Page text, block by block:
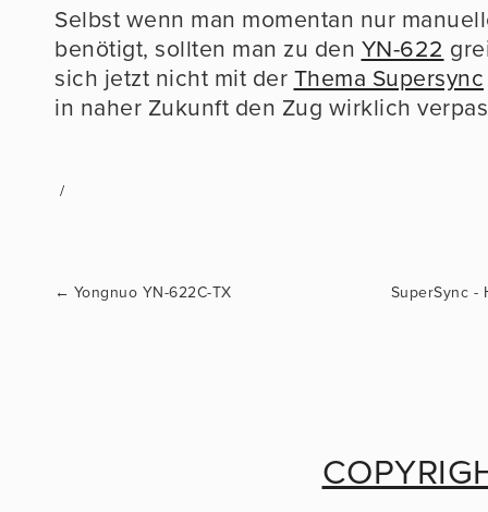
Selbst wenn man momentan nur
benötigt, sollten man zu den YN-622
sich jetzt nicht mit der Thema Supersync
in naher Zukunft den Zug wirklich
← Yongnuo YN-622C-TX